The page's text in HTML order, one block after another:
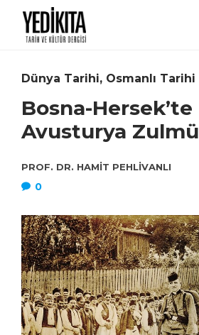
Dünya Tarihi, Osmanlı Tarihi
Bosna-Hersek’te
Avusturya Zulmü
PROF. DR. HAMIT PEHLIVANLI
0